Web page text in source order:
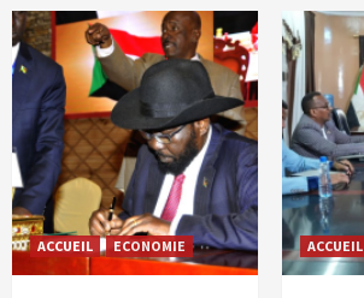
ACCUEIL ECONOMIE ACCUEIL